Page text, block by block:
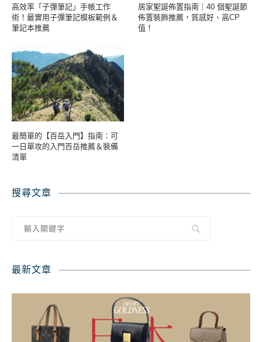
高效率「子彈筆記」手帳工作
術！最實用子彈筆記模板範例＆
筆記本推薦
居家聖誕佈置指南｜40 個聖誕節
佈置裝飾推薦，質感好、高CP
值！
最簡單的【百岳入門】指南：可
一日單攻的入門百岳推薦＆裝備
清單
搜尋文章
最新文章